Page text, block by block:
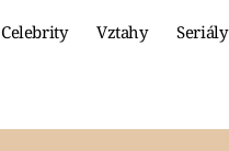
Celebrity Vztahy Seriály